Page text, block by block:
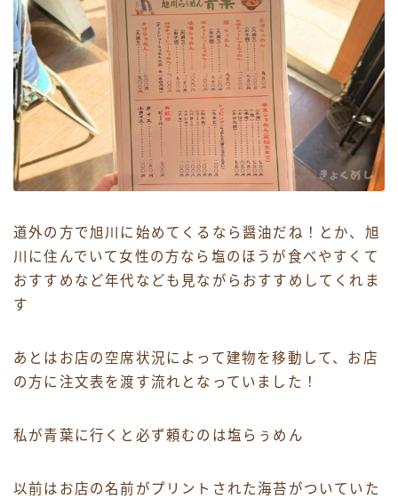
道外の方で旭川に始めてくるなら醤油だね！とか、旭
川に住んでいて女性の方なら塩のほうが食べやすくて
おすすめなど年代なども見ながらおすすめしてくれま
す
あとはお店の空席状況によって建物を移動して、お店
の方に注文表を渡す流れとなっていました！
私が青葉に行くと必ず頼むのは塩らぅめん
以前はお店の名前がプリントされた海苔がついていた